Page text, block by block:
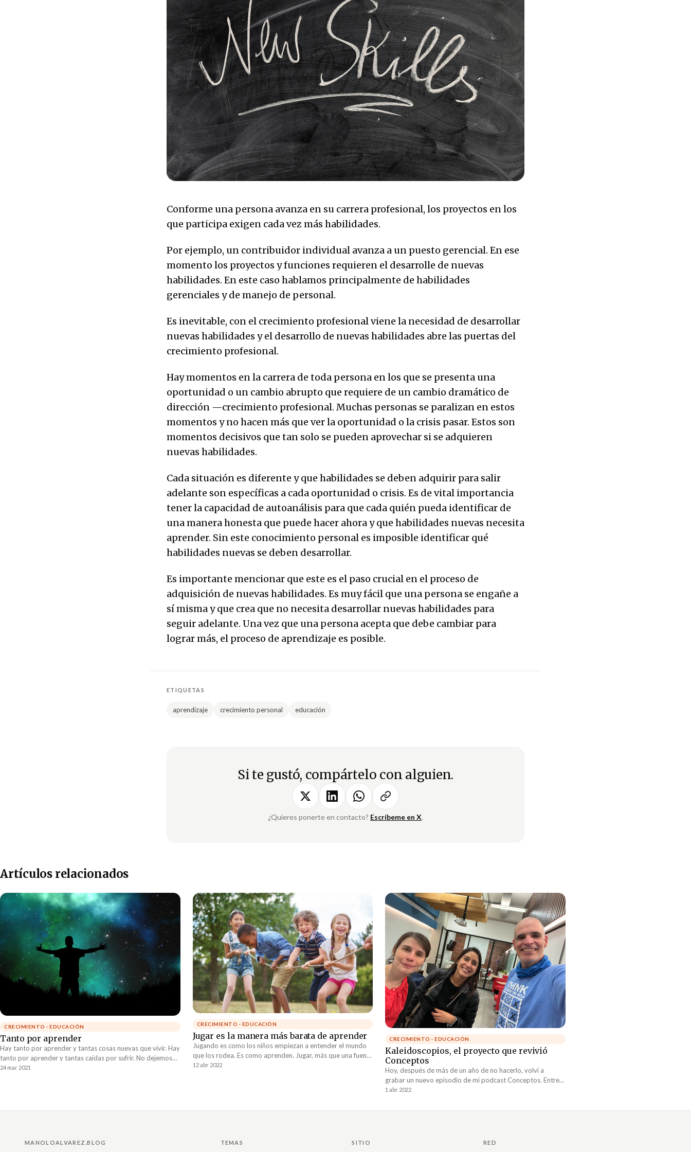
Conforme una persona avanza en su carrera profesional, los proyectos en los
que participa exigen cada vez más habilidades.
Por ejemplo, un contribuidor individual avanza a un puesto gerencial. En ese
momento los proyectos y funciones requieren el desarrolle de nuevas
habilidades. En este caso hablamos principalmente de habilidades
gerenciales y de manejo de personal.
Es inevitable, con el crecimiento profesional viene la necesidad de desarrollar
nuevas habilidades y el desarrollo de nuevas habilidades abre las puertas del
crecimiento profesional.
Hay momentos en la carrera de toda persona en los que se presenta una
oportunidad o un cambio abrupto que requiere de un cambio dramático de
dirección —crecimiento profesional. Muchas personas se paralizan en estos
momentos y no hacen más que ver la oportunidad o la crisis pasar. Estos son
momentos decisivos que tan solo se pueden aprovechar si se adquieren
nuevas habilidades.
Cada situación es diferente y que habilidades se deben adquirir para salir
adelante son específicas a cada oportunidad o crisis. Es de vital importancia
tener la capacidad de autoanálisis para que cada quién pueda identificar de
una manera honesta que puede hacer ahora y que habilidades nuevas necesita
aprender. Sin este conocimiento personal es imposible identificar qué
habilidades nuevas se deben desarrollar.
Es importante mencionar que este es el paso crucial en el proceso de
adquisición de nuevas habilidades. Es muy fácil que una persona se engañe a
sí misma y que crea que no necesita desarrollar nuevas habilidades para
seguir adelante. Una vez que una persona acepta que debe cambiar para
lograr más, el proceso de aprendizaje es posible.
ETIQUETAS
aprendizaje crecimiento personal educación
Si te gustó, compártelo con alguien.
¿Quieres ponerte en contacto? Escríbeme en X.
Artículos relacionados
CRECIMIENTO · EDUCACIÓN
Tanto por aprender
Hay tanto por aprender y tantas cosas nuevas que vivir. Hay
tanto por aprender y tantas caídas por sufrir. No dejemos
que la comodidad nos impida construir. Podemos ser
24 mar 2021
CRECIMIENTO · EDUCACIÓN
Jugar es la manera más barata de aprender
Jugando es como los niños empiezan a entender el mundo
que los rodea. Es como aprenden. Jugar, más que una fuente
de diversión, es un mecanismo de supervivencia. Jugar es la
12 abr 2022
CRECIMIENTO · EDUCACIÓN
Kaleidoscopios, el proyecto que revivió
Conceptos
Hoy, después de más de un año de no hacerlo, volví a
grabar un nuevo episodio de mi podcast Conceptos. Entre
mucho trabajo, un pívot fuerte en la empresa y un intenso
proyecto que tanto me inspira. Realmente lo extrañé.
1 abr 2022
MANOLOALVAREZ.BLOG TEMAS SITIO RED